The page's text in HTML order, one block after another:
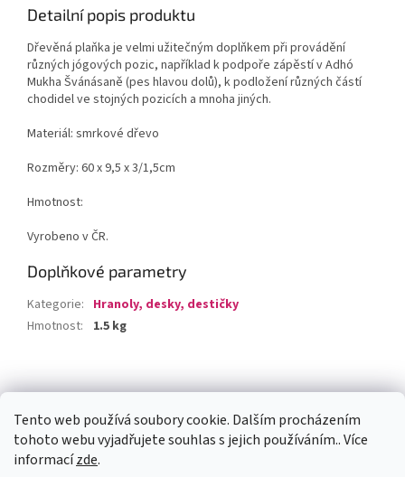
Tento web používá soubory cookie. Dalším procházením
tohoto webu vyjadřujete souhlas s jejich používáním.. Více
informacízde.
Detailní popis produktu
Dřevěná plaňka je velmi užitečným doplňkem při provádění
různých jógových pozic, například k podpoře zápěstí v Adhó
Mukha Švánásaně (pes hlavou dolů), k podložení různých částí
chodidel ve stojných pozicích a mnoha jiných.
Materiál: smrkové dřevo
Rozměry: 60 x 9,5 x 3/1,5cm
Hmotnost:
Vyrobeno v ČR.
Doplňkové parametry
Kategorie: Hranoly, desky, destičky
Hmotnost: 1.5 kg
á
Facebook